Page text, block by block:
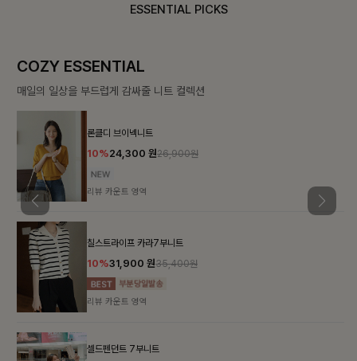
ESSENTIAL PICKS
COZY ESSENTIAL
매일의 일상을 부드럽게 감싸줄 니트 컬렉션
론클디 브이넥니트
10%24,300원26,900원
리뷰 카운트 영역
칠스트라이프 카라7부니트
10%31,900원35,400원
리뷰 카운트 영역
셀드펜던트 7부니트